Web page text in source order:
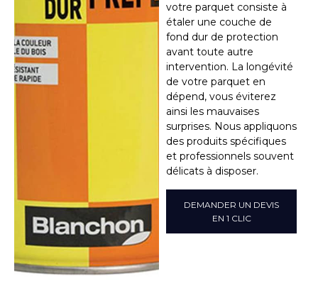
votre parquet consiste à
étaler une couche de
fond dur de protection
avant toute autre
intervention. La longévité
de votre parquet en
dépend, vous éviterez
ainsi les mauvaises
surprises. Nous appliquons
des produits spécifiques
et professionnels souvent
délicats à disposer.
DEMANDER UN DEVIS
EN 1 CLIC